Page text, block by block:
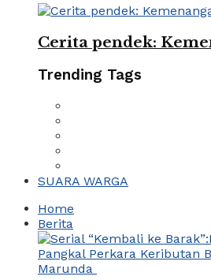
Cerita pendek:
Trending Tags
SUARA WARGA
Home
Berita